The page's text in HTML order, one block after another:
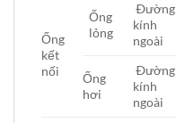
Ống
kết
nối
Ống
lỏng
Ðường
kính
ngoài
Ống
hơi
Ðường
kính
ngoài